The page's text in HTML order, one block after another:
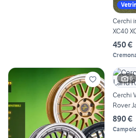
Cerchi
XC40
450 €
6
Cerchi
Rover
890 €